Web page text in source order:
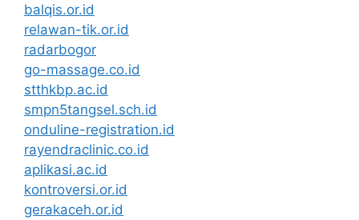
balqis.or.id
relawan-tik.or.id
radarbogor
go-massage.co.id
stthkbp.ac.id
smpn5tangsel.sch.id
onduline-registration.id
rayendraclinic.co.id
aplikasi.ac.id
kontroversi.or.id
gerakaceh.or.id